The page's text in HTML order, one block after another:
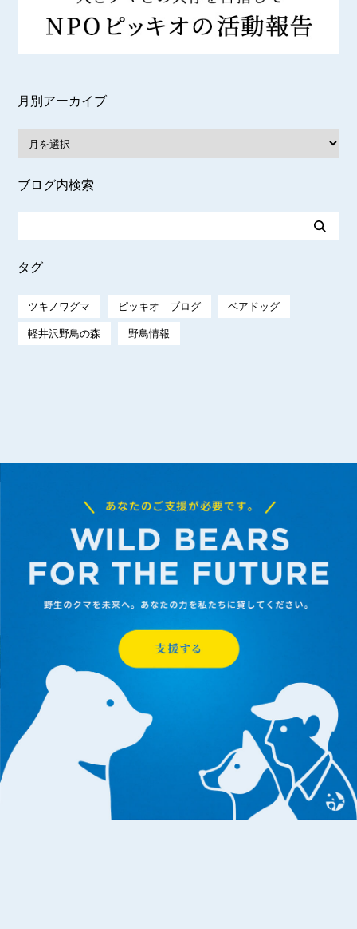
月別アーカイブ
ブログ内検索
タグ
ツキノワグマ ピッキオ ブログ ベアドッグ
軽井沢野鳥の森 野鳥情報